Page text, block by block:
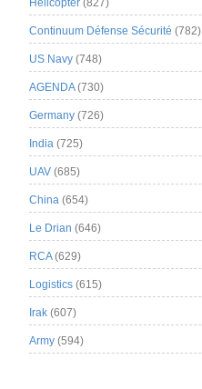
Helicopter (827)
Continuum Défense Sécurité (782)
US Navy (748)
AGENDA(730)
Germany (726)
India (725)
UAV (685)
China (654)
Le Drian (646)
RCA(629)
Logistics (615)
Irak (607)
Army (594)